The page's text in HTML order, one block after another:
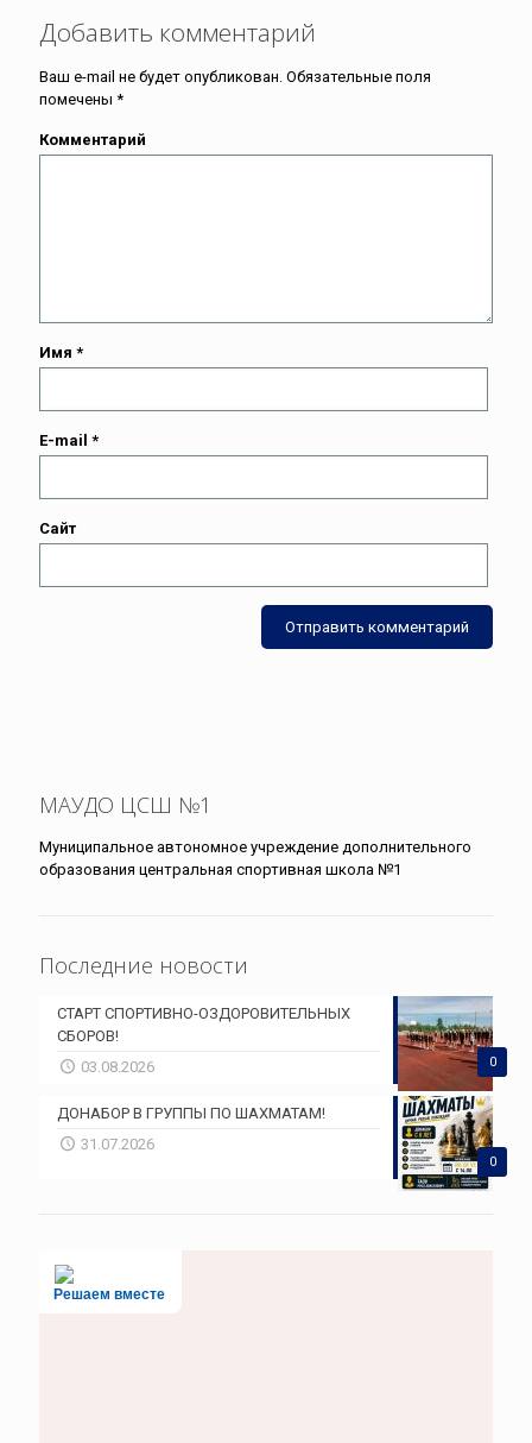
Добавить комментарий
Ваш e-mail не будет опубликован. Обязательные поля
помечены *
Комментарий
Имя *
E-mail *
Сайт
МАУДО ЦСШ №1
Муниципальное автономное учреждение дополнительного
образования центральная спортивная школа №1
Последние новости
0
СТАРТ СПОРТИВНО-ОЗДОРОВИТЕЛЬНЫХ
СБОРОВ!
03.08.2026
0
ДОНАБОР В ГРУППЫ ПО ШАХМАТАМ!
31.07.2026
Решаем вместе